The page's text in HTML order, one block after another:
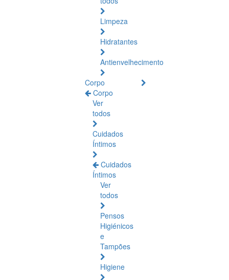
Limpeza
Hidratantes
Antienvelhecimento
Corpo
Corpo
Ver
todos
Cuidados
Íntimos
Cuidados
Íntimos
Ver
todos
Pensos
Higiénicos
e
Tampões
Higiene